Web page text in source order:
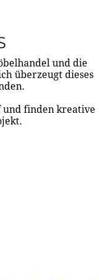
und die
überzeugt dieses
und finden kreative